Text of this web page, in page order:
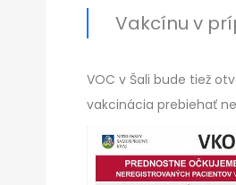
Vakcínu v
VOC v Šali bude tiež
vakcinácia prebiehať